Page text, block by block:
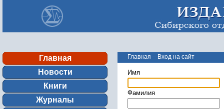
Главная
Новости
Книги
Журналы
Главная – Вход на сайт
Имя
Фамилия